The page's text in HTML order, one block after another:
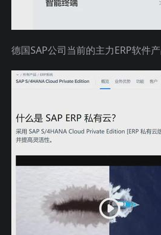
德国SAP公司当前的主力ERP软件